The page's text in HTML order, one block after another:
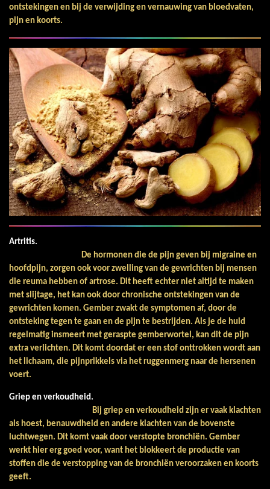
ontstekingen en bij de verwijding en vernauwing van bloedvaten,
pijn en koorts.
Artritis.
De hormonen die de pijn geven bij migraine en
hoofdpijn, zorgen ook voor zwelling van de gewrichten bij mensen
die reuma hebben of artrose. Dit heeft echter niet altijd te maken
met slijtage, het kan ook door chronische ontstekingen van de
gewrichten komen. Gember zwakt de symptomen af, door de
ontsteking tegen te gaan en de pijn te bestrijden. Als je de huid
regelmatig insmeert met geraspte gemberwortel, kan dit de pijn
extra verlichten. Dit komt doordat er een stof onttrokken wordt aan
het lichaam, die pijnprikkels via het ruggenmerg naar de hersenen
voert.
Griep en verkoudheid.
Bij griep en verkoudheid zijn er vaak klachten
als hoest, benauwdheid en andere klachten van de bovenste
luchtwegen. Dit komt vaak door verstopte bronchiën. Gember
werkt hier erg goed voor, want het blokkeert de productie van
stoffen die de verstopping van de bronchiën veroorzaken en koorts
geeft.